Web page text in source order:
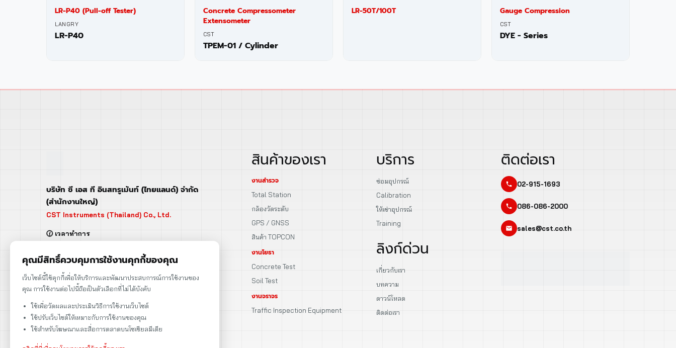
Concrete Compressometer
Extensometer
CST
TPEM-01 / Cylinder
LR-50T/100T Gauge Compression
CST
DYE - Series
บริษัท ซี เอส ที อินสทรูเม้นท์ (ไทยแลนด์) จำกัด
(สำนักงานใหญ่)
CST Instruments (Thailand) Co., Ltd.
🕜 เวลาทำการ
เสาร์ | 08:00 - 12:00
📍 95 ถ.ร่มเกล้า แขวงคลองสามประเวศ
เขตลาดกระบัง กรุงเทพฯ 10520
Ladkrabang, Bangkok, Thailand 10520
เลขประจำตัวผู้เสียภาษี: 0105566170152
สินค้าของเรา
งานสำรวจ
Total Station
กล้องวัดระดับ
GPS / GNSS
สินค้า TOPCON
งานโยธา
Concrete Test
Soil Test
งานจราจร
Traffic Inspection Equipment
บริการ
ซ่อมอุปกรณ์
Calibration
ให้เช่าอุปกรณ์
Training
ลิงก์ด่วน
เกี่ยวกับเรา
บทความ
ดาวน์โหลด
ติดต่อเรา
ติดต่อเรา
02-915-1693
086-086-2000
sales@cst.co.th
คุณมีสิทธิ์ควบคุมการใช้งานคุกกี้ของคุณ
เว็บไซต์นี้ใช้คุกกี้เพื่อให้บริการและพัฒนาประสบการณ์การใช้งานของ
คุณ การใช้งานต่อไปนี้ถือเป็นตัวเลือกที่ไม่ได้บังคับ
ใช้เพื่อวัดผลและประเมินวิธีการใช้งานเว็บไซต์
ใช้ปรับเว็บไซต์ให้เหมาะกับการใช้งานของคุณ
ใช้สำหรับโฆษณาและสื่อการตลาดบนโซเชียลมีเดีย